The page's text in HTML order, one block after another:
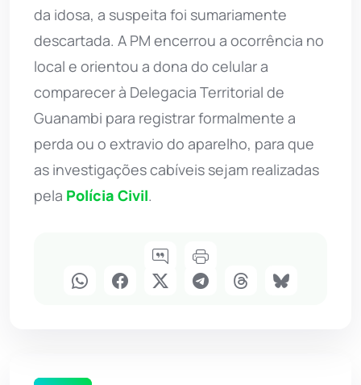
da idosa, a suspeita foi sumariamente
descartada. A PM encerrou a ocorrência no
local e orientou a dona do celular a
comparecer à Delegacia Territorial de
Guanambi para registrar formalmente a
perda ou o extravio do aparelho, para que
as investigações cabíveis sejam realizadas
pela Polícia Civil.